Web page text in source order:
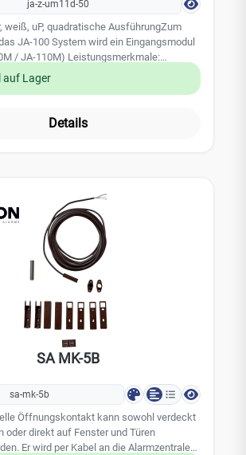
ja-z-um11d-50
weiß, uP, quadratische AusführungZum
JA-100 System wird ein Eingangsmodul
Leistungsmerkmale:
Sabotageüberwachung:
auf Lager
Details
SA MK-5B
sa-mk-5b
Öffnungskontakt kann sowohl verdeckt
oder direkt auf Fenster und Türen
Er wird per Kabel an die Alarmzentrale